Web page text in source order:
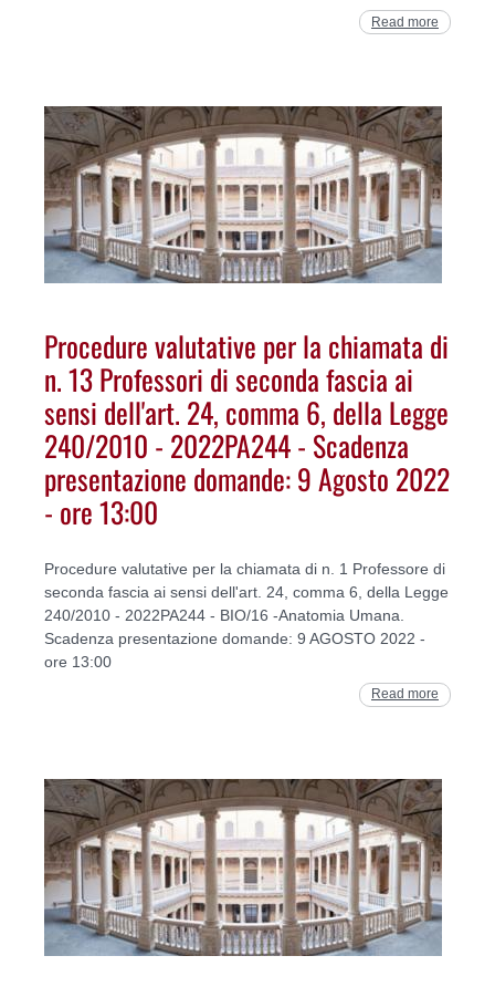
Read more
Procedure valutative per la chiamata di
n. 13 Professori di seconda fascia ai
sensi dell'art. 24, comma 6, della Legge
240/2010 - 2022PA244 - Scadenza
presentazione domande: 9 Agosto 2022
- ore 13:00
Procedure valutative per la chiamata di n. 1 Professore di
seconda fascia ai sensi dell'art. 24, comma 6, della Legge
240/2010 - 2022PA244 - BIO/16 -Anatomia Umana.
Scadenza presentazione domande: 9 AGOSTO 2022 -
ore 13:00
Read more